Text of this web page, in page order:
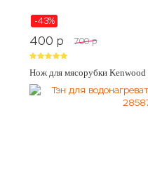
-43%
400 p 700 p
Нож для мясорубки